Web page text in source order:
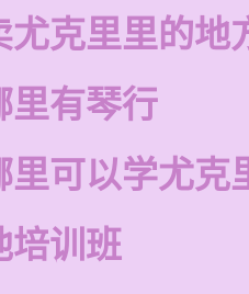
尤克里里的地
里有琴行
里可以学尤克
培训班